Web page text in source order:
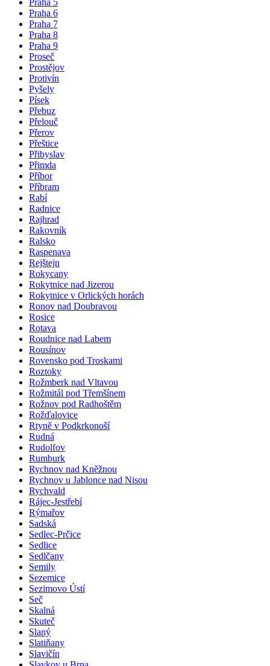
Praha 6
Praha 7
Praha 8
Praha 9
Proseč
Prostějov
Protivín
Pyšely
Písek
Přebuz
Přelouč
Přerov
Přeštice
Přibyslav
Přimda
Příbor
Příbram
Rabí
Radnice
Rajhrad
Rakovník
Ralsko
Raspenava
Rejštejn
Rokycany
Rokytnice nad Jizerou
Rokytnice v Orlických horách
Ronov nad Doubravou
Rosice
Rotava
Roudnice nad Labem
Rousínov
Rovensko pod Troskami
Roztoky
Rožmberk nad Vltavou
Rožmitál pod Třemšínem
Rožnov pod Radhoštěm
Rožďalovice
Rtyně v Podkrkonoší
Rudná
Rudolfov
Rumburk
Rychnov nad Kněžnou
Rychnov u Jablonce nad Nisou
Rychvald
Rájec-Jestřebí
Rýmařov
Sadská
Sedlec-Prčice
Sedlice
Sedlčany
Semily
Sezemice
Sezimovo Ústí
Seč
Skalná
Skuteč
Slaný
Slatiňany
Slavičín